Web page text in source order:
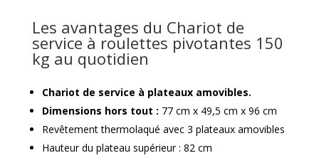
Les avantages du Chariot de
service à roulettes pivotantes 150
kg au quotidien
Chariot de service à plateaux amovibles.
Dimensions hors tout : 77 cm x 49,5 cm x 96 cm
Revêtement thermolaqué avec 3 plateaux amovibles
Hauteur du plateau supérieur : 82 cm